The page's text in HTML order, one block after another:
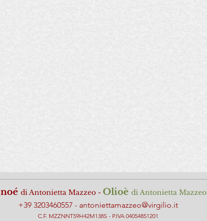
di Antonietta Mazzeo - Olioè di Antonietta Mazzeo
+39 3203460557 - antoniettamazzeo@virgilio.it
C.F. MZZNNT59H42M138S - P.IVA 04054851201